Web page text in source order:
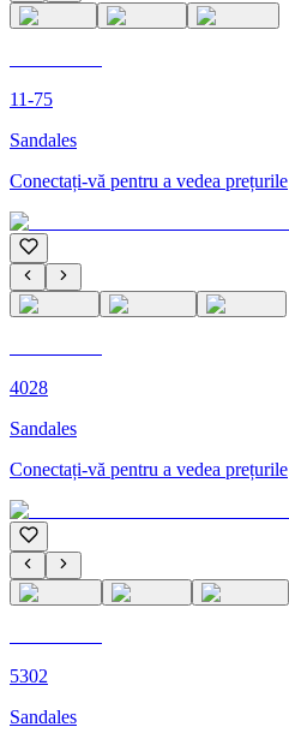
11-75
Sandales
Conectați-vă pentru a vedea prețurile
4028
Sandales
Conectați-vă pentru a vedea prețurile
5302
Sandales